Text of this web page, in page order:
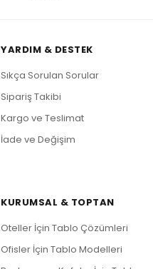
YARDIM & DESTEK
Sıkça Sorulan Sorular
Sipariş Takibi
Kargo ve Teslimat
İade ve Değişim
KURUMSAL & TOPTAN
Oteller İçin Tablo Çözümleri
Ofisler İçin Tablo Modelleri